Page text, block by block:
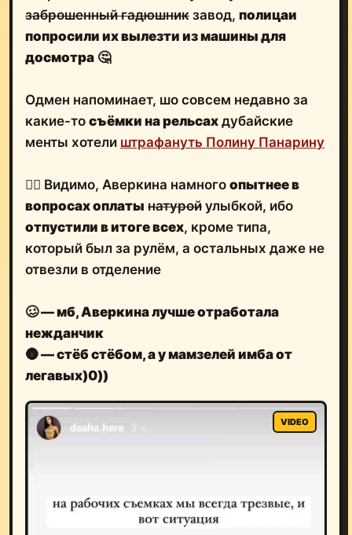
заброшенный гадюшник завод, полицаи
попросили их вылезти из машины для
досмотра 🤔
Одмен напоминает, шо совсем недавно за
какие-то съёмки на рельсах дубайские
менты хотели штрафануть Полину Панарину
🤷‍♂️ Видимо, Аверкина намного опытнее в
вопросах оплаты натурой улыбкой, ибо
отпустили в итоге всех, кроме типа,
который был за рулём, а остальных даже не
отвезли в отделение
🥴— мб, Аверкина лучше отработала
нежданчик
🌚— стёб стёбом, а у мамзелей имба от
легавых)0))